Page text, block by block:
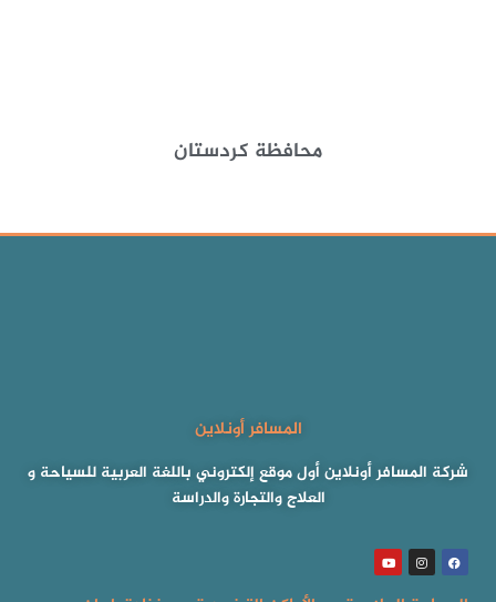
محافظة كردستان
المسافر أونلاين
شركة المسافر أونلاين أول موقع إلكتروني باللغة العربية للسياحة و
العلاج والتجارة والدراسة